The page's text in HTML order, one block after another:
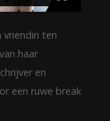
vriendin ten
haar
en
een ruwe break